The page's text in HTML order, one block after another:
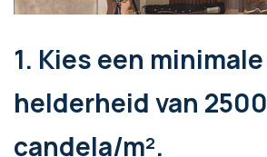
1. Kies een minimale
helderheid van 2500
candela/m².